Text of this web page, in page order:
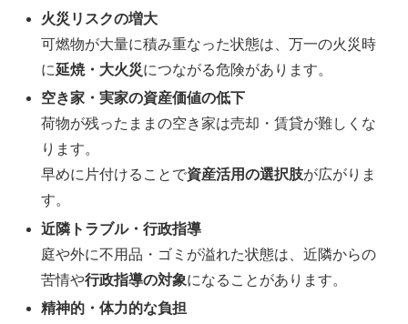
火災リスクの増大
可燃物が大量に積み重なった状態は、万一の火災時
に延焼・大火災につながる危険があります。
空き家・実家の資産価値の低下
荷物が残ったままの空き家は売却・賃貸が難しくな
ります。
早めに片付けることで資産活用の選択肢が広がりま
す。
近隣トラブル・行政指導
庭や外に不用品・ゴミが溢れた状態は、近隣からの
苦情や行政指導の対象になることがあります。
精神的・体力的な負担